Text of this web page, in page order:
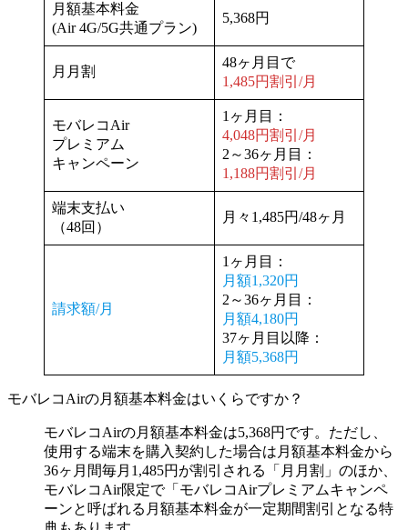
月額基本料金
(Air 4G/5G共通プラン)
5,368円
月月割
48ヶ月目で
1,485円割引/月
モバレコAir
プレミアム
キャンペーン
1ヶ月目：
4,048円割引/月
2～36ヶ月目：
1,188円割引/月
端末支払い
（48回）
月々1,485円/48ヶ月
請求額/月
1ヶ月目：
月額1,320円
2～36ヶ月目：
月額4,180円
37ヶ月目以降：
月額5,368円
モバレコAirの月額基本料金はいくらですか？
モバレコAirの月額基本料金は5,368円です。ただし、
使用する端末を購入契約した場合は月額基本料金から
36ヶ月間毎月1,485円が割引される「月月割」のほか、
モバレコAir限定で「モバレコAirプレミアムキャンペ
ーンと呼ばれる月額基本料金が一定期間割引となる特